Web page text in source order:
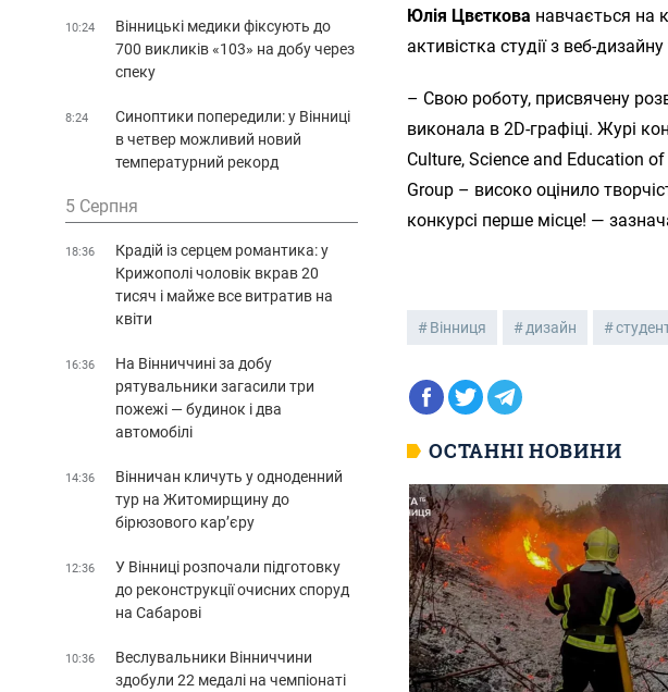
Юлія Цвєткова навчається на
активістка студії з веб-
– Свою роботу, присвячену
виконала в 2D-графіці. Журі
Culture, Science and Education
Group – високо оцінило
конкурсі перше місце! —
Вінниця дизайн
ОСТАННІ НОВИНИ
10:24
Вінницькі медики фіксують до
700 викликів «103» на добу через
спеку
8:24
Синоптики попередили: у Вінниці
в четвер можливий новий
температурний рекорд
5 Серпня
18:36
Крадій із серцем романтика: у
Крижополі чоловік вкрав 20
тисяч і майже все витратив на
квіти
16:36
На Вінниччині за добу
рятувальники загасили три
пожежі — будинок і два
автомобілі
14:36
Вінничан кличуть у одноденний
тур на Житомирщину до
бірюзового кар’єру
12:36
У Вінниці розпочали підготовку
до реконструкції очисних споруд
на Сабарові
10:36
Веслувальники Вінниччини
здобули 22 медалі на чемпіонаті